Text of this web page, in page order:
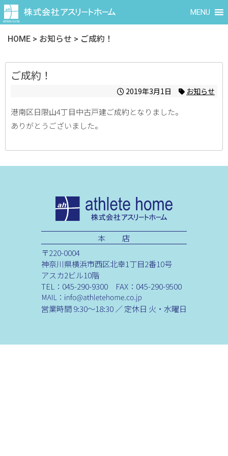
MENU
HOME > お知らせ > ご成約！
ご成約！
2019年3月1日 お知らせ
港南区日限山4丁目中古戸建ご成約となりました。
ありがとうございました。
本 店
〒220-0004
神奈川県横浜市西区北幸1丁目2番10号
アスカ2ビル10階
TEL：045-290-9300 FAX：045-290-9500
営業時間 9:30～18:30 ／ 定休日 火・水曜日